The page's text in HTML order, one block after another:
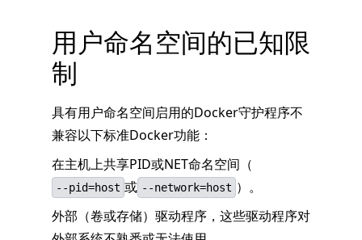
用户命名空间的已知限
制
具有用户命名空间启用的Docker守护程序不
兼容以下标准Docker功能：
在主机上共享PID或NET命名空间（
--pid=host 或 --network=host ）。
外部（卷或存储）驱动程序，这些驱动程序对